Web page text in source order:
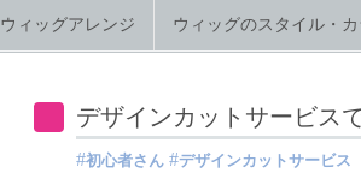
ウィッグアレンジ ウィッグのスタイル・
デザインカットサービス
初心者さん デザインカットサービス